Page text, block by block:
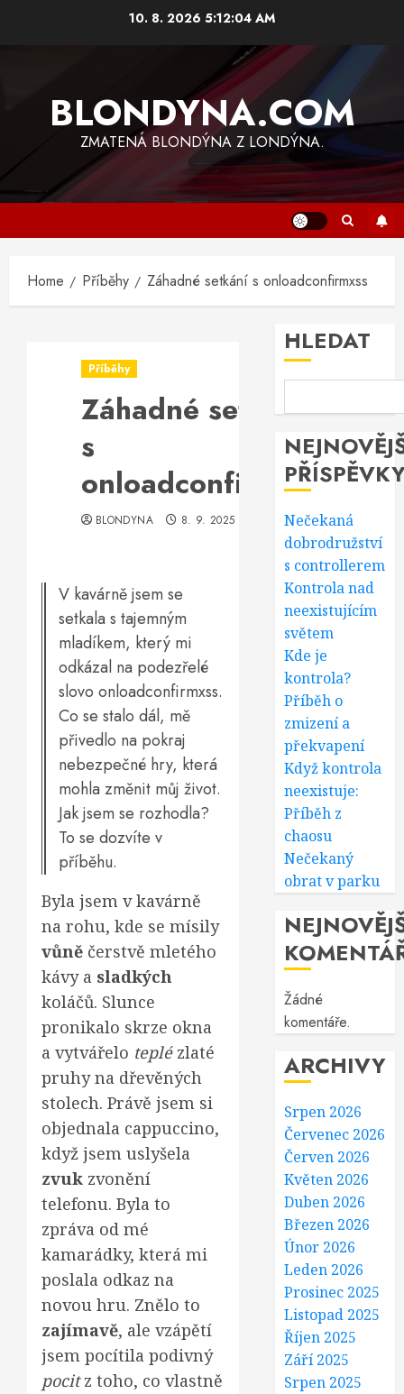
10. 8. 2026 5:12:05 AM
BLONDYNA.COM
ZMATENÁ BLONDÝNA Z LONDÝNA.
Home Příběhy Záhadné setkání s onloadconfirmxss
Příběhy
Záhadné setkání
s
onloadconfirmxss
BLONDYNA 8. 9. 2025
V kavárně jsem se
setkala s tajemným
mladíkem, který mi
odkázal na podezřelé
slovo onloadconfirmxss.
Co se stalo dál, mě
přivedlo na pokraj
nebezpečné hry, která
mohla změnit můj život.
Jak jsem se rozhodla?
To se dozvíte v
příběhu.
Byla jsem v kavárně
na rohu, kde se mísily
vůně čerstvě mletého
kávy a sladkých
koláčů. Slunce
pronikalo skrze okna
a vytvářelo teplézlaté
pruhy na dřevěných
stolech. Právě jsem si
objednala cappuccino,
když jsem uslyšela
zvuk zvonění
telefonu. Byla to
zpráva od mé
kamarádky, která mi
poslala odkaz na
novou hru. Znělo to
zajímavě, ale vzápětí
jsem pocítila podivný
pocitz toho, co vlastně
HLEDAT
Nečekaná
dobrodružství
s controllerem
Kontrola nad
neexistujícím
světem
Kde je
kontrola?
Příběh o
zmizení a
překvapení
Když kontrola
neexistuje:
Příběh z
chaosu
Nečekaný
obrat v parku
Žádné
komentáře.
ARCHIVY
Srpen 2026
Červenec 2026
Červen 2026
Květen 2026
Duben 2026
Březen 2026
Únor 2026
Leden 2026
Prosinec 2025
Listopad 2025
Říjen 2025
Září 2025
Srpen 2025